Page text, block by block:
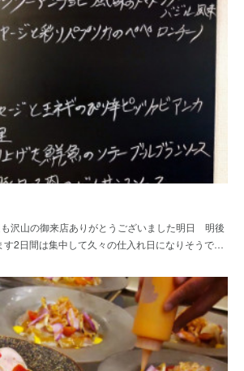
沢山の御来店ありがとうございました明日 明後
2日間は集中して久々の仕入れ日になりそうで…